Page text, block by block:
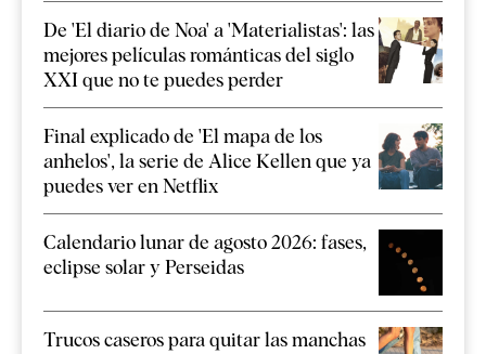
De 'El diario de Noa' a 'Materialistas': las
mejores películas románticas del siglo
XXI que no te puedes perder
Final explicado de 'El mapa de los
anhelos', la serie de Alice Kellen que ya
puedes ver en Netflix
Calendario lunar de agosto 2026: fases,
eclipse solar y Perseidas
Trucos caseros para quitar las manchas